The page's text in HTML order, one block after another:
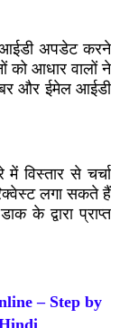
आईडी अपडेट करने
को आधार वालों ने
और ईमेल आईडी
विस्तार से चर्चा
लगा सकते हैं
के द्वारा प्राप्त
– Step by